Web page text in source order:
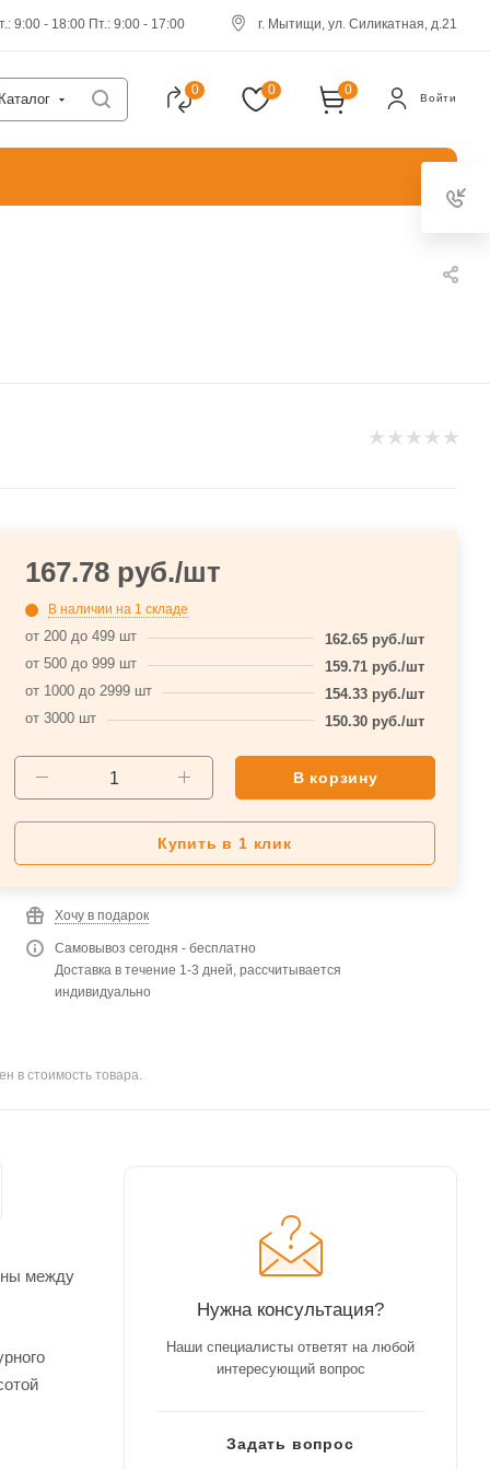
9:00 - 18:00 Пт.: 9:00 - 17:00 г. Мытищи, ул. Силикатная, д.21
Каталог
0 0 0
Войти
167.78руб./шт
В наличии на 1 складе
от 200 до 499 шт 162.65руб./шт
от 500 до 999 шт
159.71руб./шт
от 1000 до 2999 шт
154.33руб./шт
от 3000 шт
150.30руб./шт
В корзину
Купить в 1 клик
Хочу в подарок
Самовывоз сегодня - бесплатно
Доставка в течение 1-3 дней, рассчитывается
индивидуально
в стоимость товара.
между
Нужна консультация?
Наши специалисты ответят на любой
интересующий вопрос
Задать вопрос